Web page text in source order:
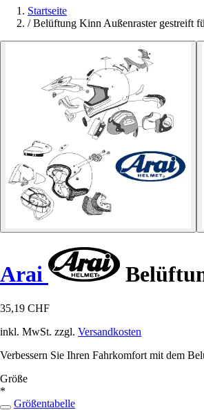
Startseite
/ Belüftung Kinn Außenraster gestreift
Arai
35,19 CHF
inkl. MwSt. zzgl. Versandkosten
Verbessern Sie Ihren Fahrkomfort mit dem
Größe
*
Größentabelle